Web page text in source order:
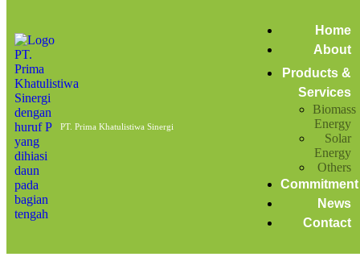
PT. Prima Khatulistiwa Sinergi
Home
About
Products &
Services
Biomass
Energy
Solar
Energy
Others
Commitment
News
Contact
Posts tagged: investasi
PLTS Rooftop Residential
February 17, 2022
by admin